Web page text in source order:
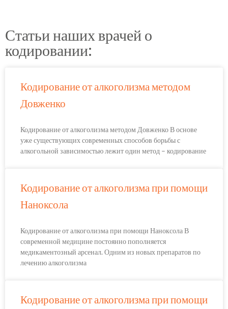
Статьи наших врачей о
кодировании:
Кодирование от алкоголизма методом
Довженко
Кодирование от алкоголизма методом Довженко В основе
уже существующих современных способов борьбы с
алкогольной зависимостью лежит один метод – кодирование
Кодирование от алкоголизма при помощи
Наноксола
Кодирование от алкоголизма при помощи Наноксола В
современной медицине постоянно пополняется
медикаментозный арсенал. Одним из новых препаратов по
лечению алкоголизма
Кодирование от алкоголизма при помощи